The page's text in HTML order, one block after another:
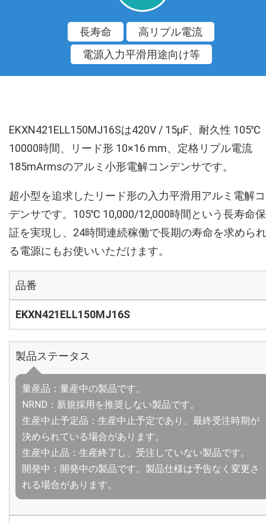
長寿命
高リプル電流
電源入力平滑用途向け等
EKXN421ELL150MJ16Sは420V / 15µF、耐久性 105℃
10000時間、リード形 10×16 mm、定格リプル電流
185mArmsのアルミ小形電解コンデンサです。
超小型を追求したリード形の入力平滑用アルミ電解
デンサです。105℃ 10,000/12,000時間という長寿命保
証を実現し、24時間連続稼働で長期の寿命を求められ
る電源にもお使いいただけます。
品番
EKXN421ELL150MJ16S
製品ステータス
量産品：量産中の製品です。
NRND：新規採用を推奨しない製品です。
生産中止予定品：生産中止予定であり、最終受注時期が
決められている場合があります。
生産中止品：生産終了し、受注していない製品です。
開発中：開発中の製品です。製品仕様は予告なく変更さ
れる場合があります。